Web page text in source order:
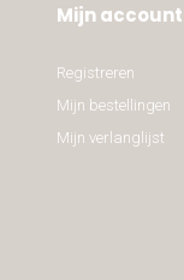
Mijn account
Registreren
Mijn bestellingen
Mijn verlanglijst